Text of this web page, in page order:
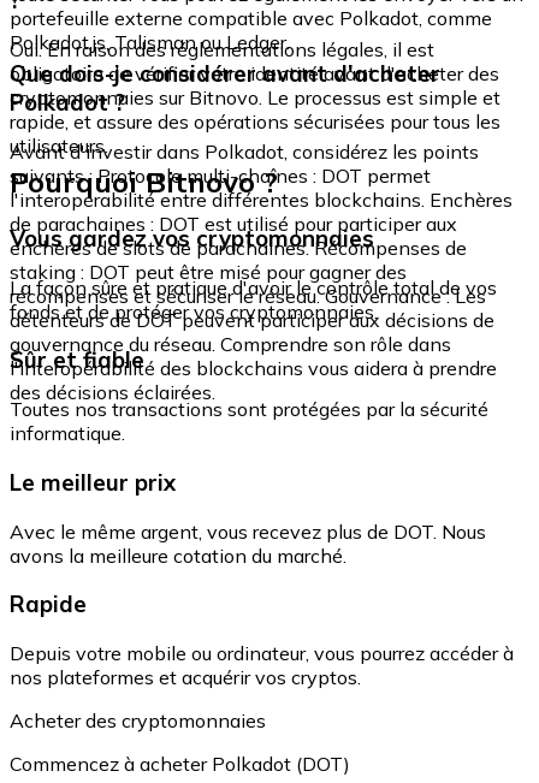
portefeuille externe compatible avec Polkadot, comme
Polkadot.js, Talisman ou Ledger.
Oui. En raison des réglementations légales, il est
obligatoire de vérifier votre identité avant d'acheter des
cryptomonnaies sur Bitnovo. Le processus est simple et
rapide, et assure des opérations sécurisées pour tous les
utilisateurs.
Que dois-je considérer avant d'acheter
Polkadot ?
Avant d'investir dans Polkadot, considérez les points
suivants : Protocole multi-chaînes : DOT permet
l'interopérabilité entre différentes blockchains. Enchères
de parachaines : DOT est utilisé pour participer aux
enchères de slots de parachaines. Récompenses de
staking : DOT peut être misé pour gagner des
récompenses et sécuriser le réseau. Gouvernance : Les
détenteurs de DOT peuvent participer aux décisions de
gouvernance du réseau. Comprendre son rôle dans
l'interopérabilité des blockchains vous aidera à prendre
des décisions éclairées.
Pourquoi Bitnovo ?
Vous gardez vos cryptomonnaies
La façon sûre et pratique d'avoir le contrôle total de vos
fonds et de protéger vos cryptomonnaies.
Sûr et fiable
Toutes nos transactions sont protégées par la sécurité
informatique.
Le meilleur prix
Avec le même argent, vous recevez plus de DOT. Nous
avons la meilleure cotation du marché.
Rapide
Depuis votre mobile ou ordinateur, vous pourrez accéder à
nos plateformes et acquérir vos cryptos.
Acheter des cryptomonnaies
Commencez à acheter Polkadot (DOT)